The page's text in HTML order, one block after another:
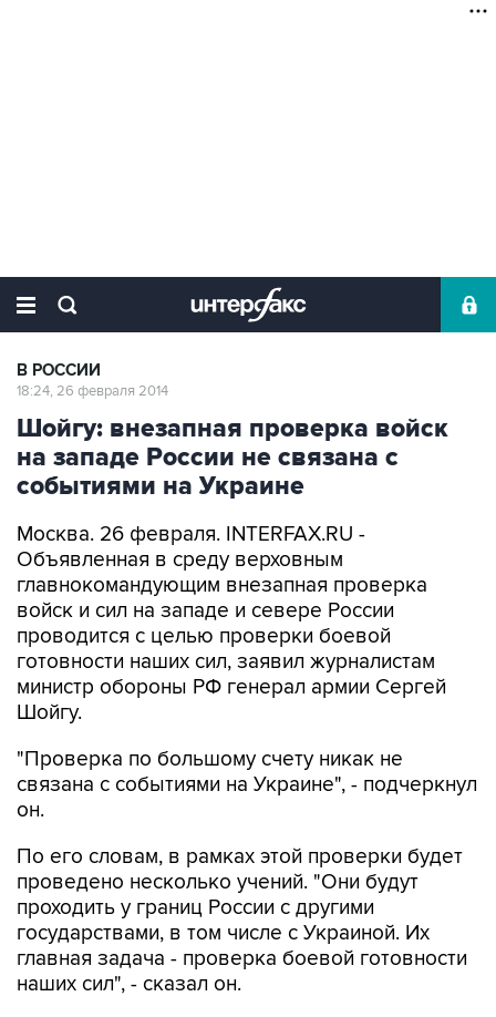
В РОССИИ
18:24, 26 февраля 2014
Шойгу: внезапная проверка войск
на западе России не связана с
событиями на Украине
Москва. 26 февраля. INTERFAX.RU -
Объявленная в среду верховным
главнокомандующим внезапная проверка
войск и сил на западе и севере России
проводится с целью проверки боевой
готовности наших сил, заявил журналистам
министр обороны РФ генерал армии Сергей
Шойгу.
"Проверка по большому счету никак не
связана с событиями на Украине", - подчеркнул
он.
По его словам, в рамках этой проверки будет
проведено несколько учений. "Они будут
проходить у границ России с другими
государствами, в том числе с Украиной. Их
главная задача - проверка боевой готовности
наших сил", - сказал он.